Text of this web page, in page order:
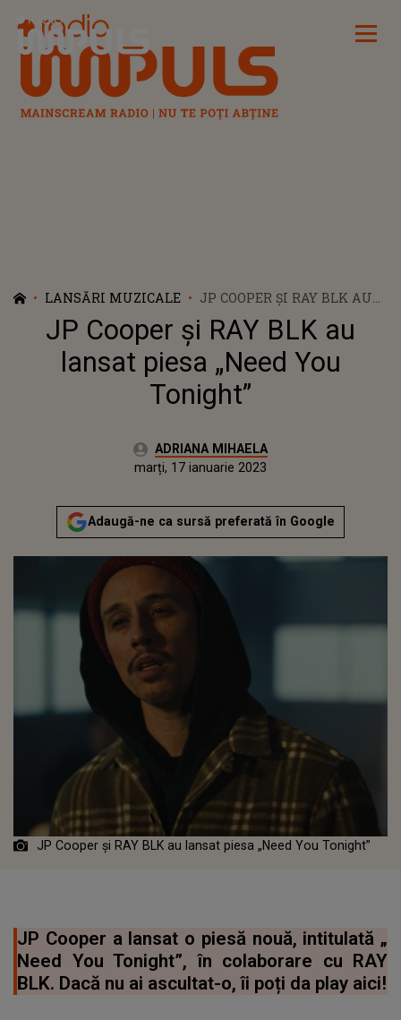
Radio Impuls
LANSĂRI MUZICALE
JP COOPER ȘI RAY BLK AU
LANSAT PIESA „NEED YOU
TONIGHT”
JP Cooper și RAY BLK au
lansat piesa „Need You
Tonight”
Autor:ADRIANA MIHAELA
Actualizat:
marți, 17 ianuarie 2023
Adaugă-ne ca sursă preferată în Google
JP Cooper și RAY BLK au lansat piesa „Need You Tonight”
JP Cooper a lansat o piesă nouă, intitulată „
Need You Tonight”, în colaborare cu RAY
BLK. Dacă nu ai ascultat-o, îi poți da play aici!